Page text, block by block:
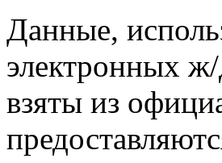
Данные,
электронных ж/
взяты из